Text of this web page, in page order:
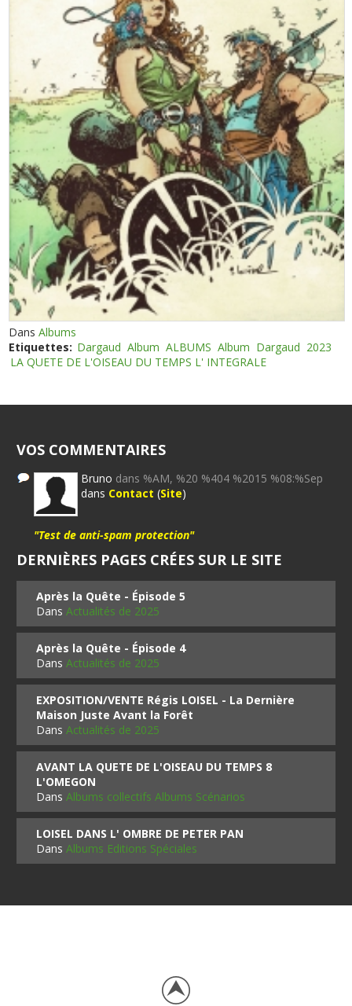
DansAlbums
Etiquettes: Dargaud Album ALBUMS Album Dargaud 2023
LA QUETE DE L'OISEAU DU TEMPS L' INTEGRALE
VOS COMMENTAIRES
Bruno dans %AM, %20 %404 %2015 %08:%Sep
dans Contact (Site)
"Test de anti-spam protection"
DERNIÈRES PAGES CRÉES SUR LE SITE
Après la Quête - Épisode 5
DansActualités de 2025
Après la Quête - Épisode 4
DansActualités de 2025
EXPOSITION/VENTE Régis LOISEL - La Dernière
Maison Juste Avant la Forêt
DansActualités de 2025
AVANT LA QUETE DE L'OISEAU DU TEMPS 8
L'OMEGON
DansAlbums collectifs Albums Scénarios
LOISEL DANS L' OMBRE DE PETER PAN
DansAlbums Editions Spéciales